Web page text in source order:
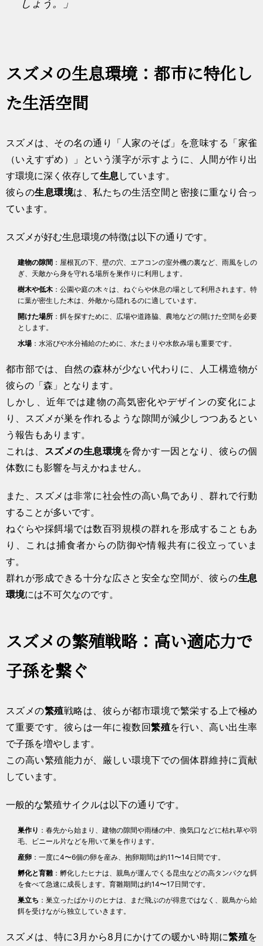
しょう。」
スズメの生息環境：都市に特化し
た生活空間
スズメは、その名の通り「人家のそば」を意味する「家雀
（いえすずめ）」という漢字が示すように、人間が作り出
す環境に深く依存して生息 しています。
彼らの生息環境は、私たちの生活空間と密接に重なり合っ
ています。
スズメが好む生息環境の特徴は以下の通りです。
建物の隙間 ：屋根瓦の下、壁の穴、エアコンの室外機の裏など、雨風をしの
ぎ、天敵から身を守れる場所を巣作りに利用します。
樹木や低木 ：公園や庭の木々は、ねぐらや休息の場として利用されます。特
に葉が密生した木は、外敵から隠れるのに適しています。
開けた場所 ：餌を探すために、広場や道路脇、農地などの開けた空間を必要
とします。
水場 ：水浴びや水分補給のために、水たまりや水飲み場も重要です。
都市部では、自然の森林が少ない代わりに、人工構造物が
彼らの「森」となります。
しかし、近年では建物の高気密化やデザインの変化によ
り、スズメが巣を作れるような隙間が減少しつつあるとい
う報告もあります。
これは、
スズメの生息環境を脅かす一因となり、彼らの個
体数にも影響を与えかねません。
また、スズメは非常に社会性の高い鳥であり、群れで行動
することが多いです。
ねぐらや採餌場では数百羽規模の群れを形成することもあ
り、これは捕食者からの防御や情報共有に役立っていま
す。
群れが形成できる十分な広さと安全な空間が、彼らの生息
環境には不可欠なのです。
スズメの繁殖戦略：高い適応力で
子孫を繋ぐ
スズメの繁殖戦略は、彼らが都市環境で繁栄する上で極め
て重要です。彼らは一年に複数回繁殖を行い、高い出生率
で子孫を増やします。
この高い繁殖能力が、厳しい環境下での個体群維持に貢献
しています。
一般的な繁殖サイクルは以下の通りです。
巣作り ：春先から始まり、建物の隙間や雨樋の中、換気口などに枯れ草や羽
毛、ビニール片などを用いて巣を作ります。
産卵 ：一度に4〜6個の卵を産み、抱卵期間は約11〜14日間です。
孵化と育雛：孵化したヒナは、親鳥が運んでくる昆虫などの高タンパクな餌
を食べて急速に成長します。育雛期間は約14〜17日間です。
巣立ち ：巣立ったばかりのヒナは、まだ飛ぶのが得意ではなく、親鳥から給
餌を受けながら独立していきます。
スズメは、特に3月から8月にかけての暖かい時期に繁殖を